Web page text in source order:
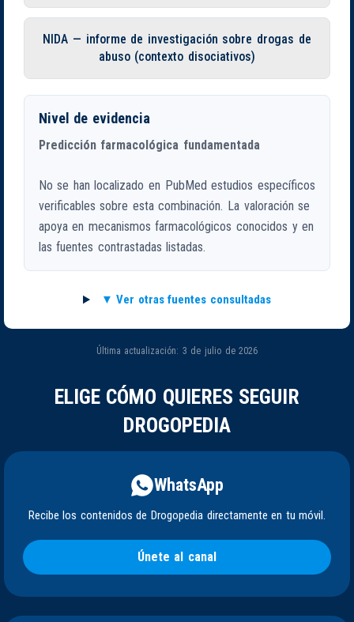
NIDA — informe de investigación sobre drogas de
abuso (contexto disociativos)
Nivel de evidencia
Predicción farmacológica fundamentada
No se han localizado en PubMed estudios específicos
verificables sobre esta combinación. La valoración se
apoya en mecanismos farmacológicos conocidos y en
las fuentes contrastadas listadas.
Ver otras fuentes consultadas
Última actualización: 3 de julio de 2026
ELIGE CÓMO QUIERES SEGUIR
DROGOPEDIA
WhatsApp
Recibe los contenidos de Drogopedia directamente en tu móvil.
Únete al canal